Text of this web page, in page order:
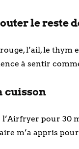
le reste
l’ail, le
à sentir
cuisson
l’Airfryer pour 30
m’a appris